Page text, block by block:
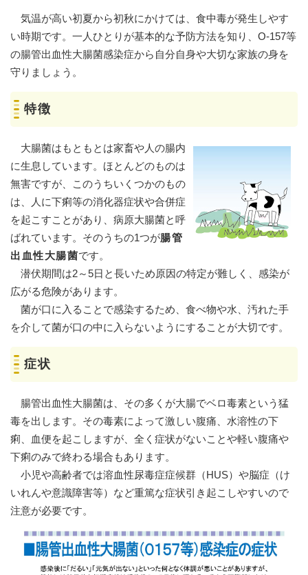
気温が高い初夏から初秋にかけては、食中毒が発生しやす
い時期です。一人ひとりが基本的な予防方法を知り、O-157等
の腸管出血性大腸菌感染症から自分自身や大切な家族の身を
守りましょう。
特徴
大腸菌はもともとは家畜や人の腸内
に生息しています。ほとんどのものは
無害ですが、このうちいくつかのもの
は、人に下痢等の消化器症状や合併症
を起こすことがあり、病原大腸菌と呼
ばれています。そのうちの1つが腸管
出血性大腸菌です。
潜伏期間は2～5日と長いため原因の特定が難しく、感染が
広がる危険があります。
菌が口に入ることで感染するため、食べ物や水、汚れた手
を介して菌が口の中に入らないようにすることが大切です。
症状
腸管出血性大腸菌は、その多くが大腸でベロ毒素という猛
毒を出します。その毒素によって激しい腹痛、水溶性の下
痢、血便を起こしますが、全く症状がないことや軽い腹痛や
下痢のみで終わる場合もあります。
小児や高齢者では溶血性尿毒症症候群（HUS）や脳症（け
いれんや意識障害等）など重篤な症状引き起こしやすいので
注意が必要です。